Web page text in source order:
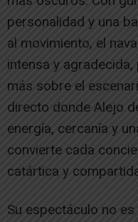
personalidad y una
al movimiento, el
intensa y
más sobre el
directo donde Alejo
energía, cercanía y
convierte cada
catártica y
Su espectáculo no